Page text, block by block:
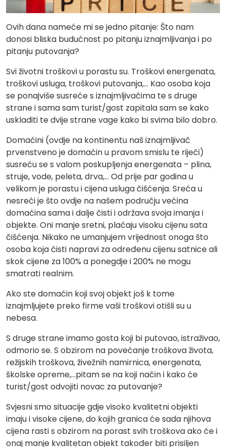
Ovih dana nameće mi se jedno pitanje: Što nam
donosi bliska budućnost po pitanju iznajmljivanja i po
pitanju putovanja?
Svi životni troškovi u porastu su. Troškovi energenata,
troškovi usluga, troškovi putovanja,… Kao osoba koja
se ponajviše susreće s iznajmljivačima te s druge
strane i sama sam turist/gost zapitala sam se kako
uskladiti te dvije strane vage kako bi svima bilo dobro.
Domaćini (ovdje na kontinentu naš iznajmljivač
prvenstveno je domaćin u pravom smislu te riječi)
susreću se s valom poskupljenja energenata – plina,
struje, vode, peleta, drva,… Od prije par godina u
velikom je porastu i cijena usluga čišćenja. Sreća u
nesreći je što ovdje na našem području većina
domaćina sama i dalje čisti i održava svoja imanja i
objekte. Oni manje sretni, plaćaju visoku cijenu sata
čišćenja. Nikako ne umanjujem vrijednost onoga što
osoba koja čisti napravi za određenu cijenu satnice ali
skok cijene za 100% a ponegdje i 200% ne mogu
smatrati realnim.
Ako ste domaćin koji svoj objekt još k tome
iznajmljujete preko firme vaši troškovi otišli su u
nebesa.
S druge strane imamo gosta koji bi putovao, istraživao,
odmorio se. S obzirom na povećanje troškova života,
režijskih troškova, živežnih namirnica, energenata,
školske opreme,…pitam se na koji način i kako će
turist/gost odvojiti novac za putovanje?
Svjesni smo situacije gdje visoko kvalitetni objekti
imaju i visoke cijene, do kojih granica će sada njihova
cijena rasti s obzirom na porast svih troškova ako će i
onaj manje kvalitetan objekt također biti prisiljen